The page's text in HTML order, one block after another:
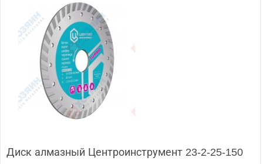
Диск алмазный Центроинструмент 23-2-25-150